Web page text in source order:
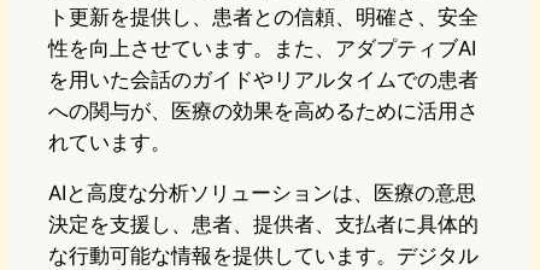
ト更新を提供し、患者との信頼、明確さ、安全
性を向上させています。また、アダプティブAI
を用いた会話のガイドやリアルタイムでの患者
への関与が、医療の効果を高めるために活用さ
れています。
AIと高度な分析ソリューションは、医療の意思
決定を支援し、患者、提供者、支払者に具体的
な行動可能な情報を提供しています。デジタル